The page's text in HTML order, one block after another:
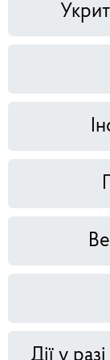
Дії у